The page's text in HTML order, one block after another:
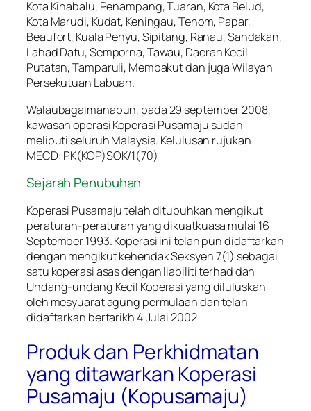
Kota Kinabalu, Penampang, Tuaran, Kota Belud,
Kota Marudi, Kudat, Keningau, Tenom, Papar,
Beaufort, Kuala Penyu, Sipitang, Ranau, Sandakan,
Lahad Datu, Semporna, Tawau, Daerah Kecil
Putatan, Tamparuli, Membakut dan juga Wilayah
Persekutuan Labuan.
Walaubagaimanapun, pada 29 september 2008,
kawasan operasi Koperasi Pusamaju sudah
meliputi seluruh Malaysia. Kelulusan rujukan
MECD: PK(KOP)SOK/1(70)
Sejarah Penubuhan
Koperasi Pusamaju telah ditubuhkan mengikut
peraturan-peraturan yang dikuatkuasa mulai 16
September 1993. Koperasi ini telah pun didaftarkan
dengan mengikut kehendak Seksyen 7(1) sebagai
satu koperasi asas dengan liabiliti terhad dan
Undang-undang Kecil Koperasi yang diluluskan
oleh mesyuarat agung permulaan dan telah
didaftarkan bertarikh 4 Julai 2002
Produk dan Perkhidmatan
yang ditawarkan Koperasi
Pusamaju (Kopusamaju)